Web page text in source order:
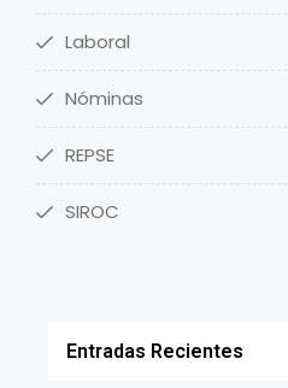
Laboral
Nóminas
REPSE
SIROC
Entradas Recientes